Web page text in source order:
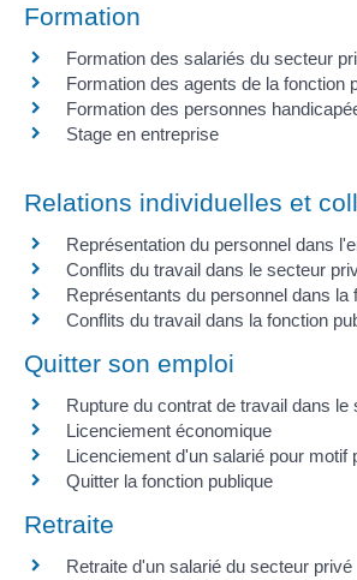
Formation
Formation des salariés du secteur
Formation des agents de la fonction
Formation des personnes
Stage en entreprise
Relations individuelles et
Représentation du personnel dans
Conflits du travail dans le secteur
Représentants du personnel dans la
Conflits du travail dans la fonction
Quitter son emploi
Rupture du contrat de travail dans le
Licenciement économique
Licenciement d'un salarié pour motif
Quitter la fonction publique
Retraite
Retraite d'un salarié du secteur privé